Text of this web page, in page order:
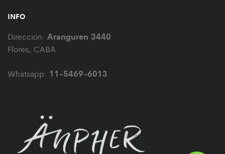
INFO
Dirección: Aranguren 3440
Flores, CABA
Whatsapp: 11-5469-6013